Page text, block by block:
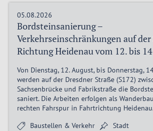
05.08.2026
Bordsteinsanierung –
Verkehrseinschränkungen auf der
Richtung Heidenau vom 12. bis
Von Dienstag, 12. August, bis Donnerstag,
werden auf der Dresdner Straße (S172)
Sachsenbrücke und Fabrikstraße die
saniert. Die Arbeiten erfolgen als
rechten Fahrspur in Fahrtrichtung
Baustellen & Verkehr
Stadt